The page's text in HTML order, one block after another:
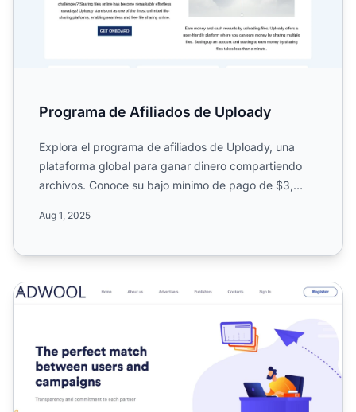
Programa de Afiliados de Uploady
Explora el programa de afiliados de Uploady, una
plataforma global para ganar dinero compartiendo
archivos. Conoce su bajo mínimo de pago de $3,
Aug 1, 2025
Programa de Afiliados de Adwool